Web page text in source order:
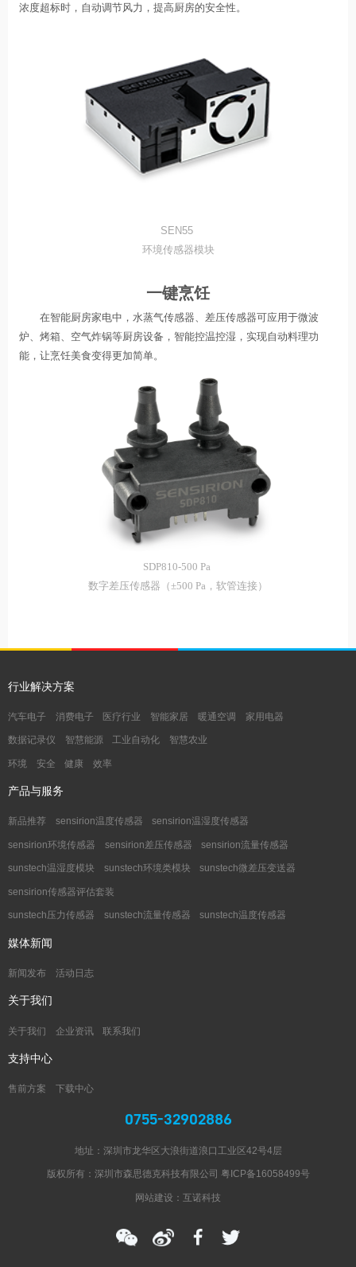
浓度超标时，自动调节风力，提高厨房的安全性。
SEN55
环境传感器模块
一键烹饪
在智能厨房家电中，水蒸气传感器、差压传感器可应用于微波
炉、烤箱、空气炸锅等厨房设备，智能控温控湿，实现自动料理功
能，让烹饪美食变得更加简单。
SDP810-500 Pa
数字差压传感器（±500 Pa，软管连接）
行业解决方案
汽车电子 消费电子 医疗行业 智能家居 暖通空调 家用电器
数据记录仪 智慧能源 工业自动化 智慧农业
环境 安全 健康 效率
产品与服务
新品推荐 sensirion温度传感器 sensirion温湿度传感器
sensirion环境传感器 sensirion差压传感器 sensirion流量传感器
sunstech温湿度模块 sunstech环境类模块 sunstech微差压变送器
sensirion传感器评估套装
sunstech压力传感器 sunstech流量传感器 sunstech温度传感器
媒体新闻
新闻发布 活动日志
关于我们
关于我们 企业资讯 联系我们
支持中心
售前方案 下载中心
0755-32902886
地址：深圳市龙华区大浪街道浪口工业区42号4层
版权所有：深圳市森思德克科技有限公司 粤ICP备16058499号
网站建设：互诺科技